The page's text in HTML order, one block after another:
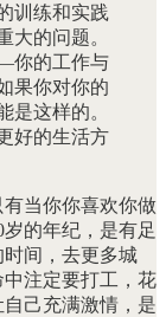
训练和实践
大的问题。
你的工作与
果你对你的
是这样的。
好的生活方
当你你喜欢你做
的年纪，是有足
间，去更多城
注定要打工，花
己充满激情，是